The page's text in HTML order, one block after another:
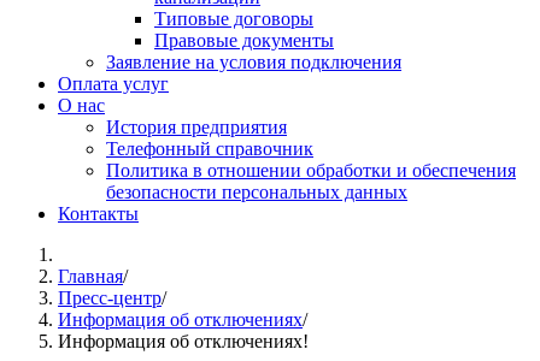
Типовые договоры
Правовые документы
Заявление на условия подключения
Оплата услуг
О нас
История предприятия
Телефонный справочник
Политика в отношении обработки и обеспечения
безопасности персональных данных
Контакты
Главная/
Пресс-центр/
Информация об отключениях/
Информация об отключениях!